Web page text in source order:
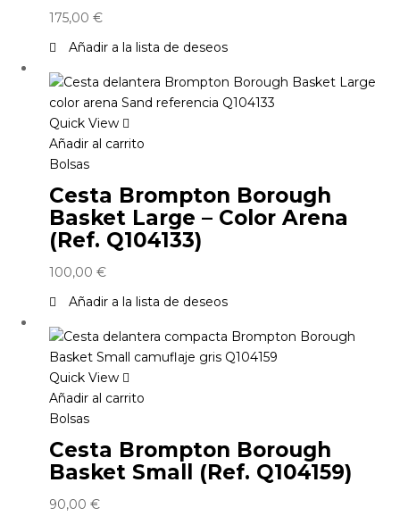
175,00 €
Añadir a la lista de deseos
Quick View
Añadir al carrito
Bolsas
Cesta Brompton Borough
Basket Large – Color Arena
(Ref. Q104133)
100,00 €
Añadir a la lista de deseos
Quick View
Añadir al carrito
Bolsas
Cesta Brompton Borough
Basket Small (Ref. Q104159)
90,00 €